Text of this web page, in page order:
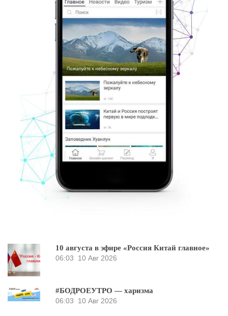
10 августа в эфире «Россия Китай главное»
06:03
10 Авг 2026
#БОДРОЕУТРО — харизма
06:03
10 Авг 2026